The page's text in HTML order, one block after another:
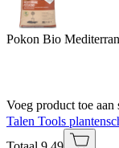
Pokon Bio
Voeg product toe aan
Talen Tools